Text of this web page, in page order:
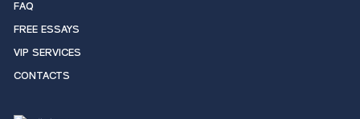
FAQ
FREE ESSAYS
VIP SERVICES
CONTACTS